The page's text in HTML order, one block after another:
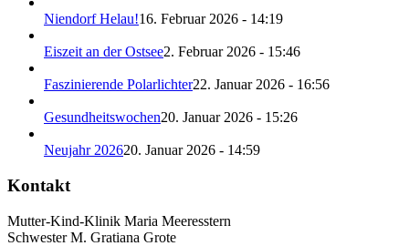
Niendorf Helau!16. Februar 2026 - 14:19
Eiszeit an der Ostsee2. Februar 2026 - 15:46
Faszinierende Polarlichter22. Januar 2026 - 16:56
Gesundheitswochen20. Januar 2026 - 15:26
Neujahr 202620. Januar 2026 - 14:59
Kontakt
Mutter-Kind-Klinik Maria Meeresstern
Schwester M. Gratiana Grote